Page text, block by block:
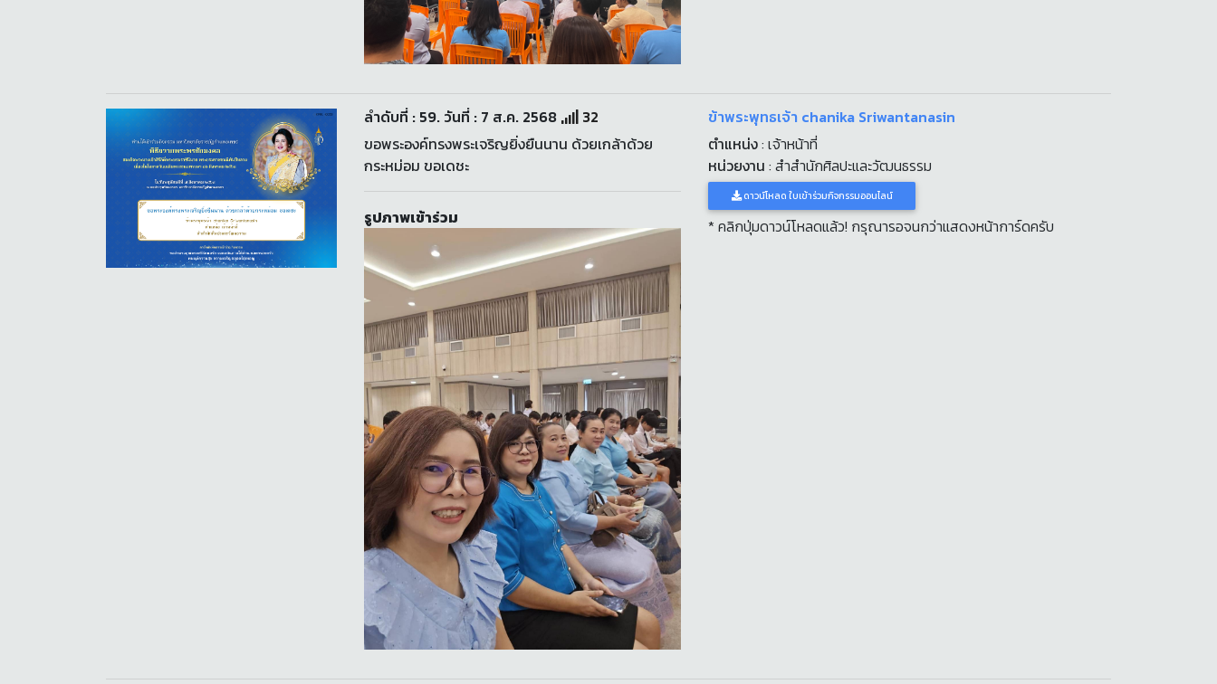
ลำดับที่ : 59. วันที่ : 7 ส.ค. 2568
32
ขอพระองค์ทรงพระเจริญยิ่งยืนนาน ด้วยเกล้าด้วย
กระหม่อม ขอเดชะ
รูปภาพเข้าร่วม
ข้าพระพุทธเจ้า chanika Sriwantanasin
ตำแหน่ง: เจ้าหน้าที่
หน่วยงาน : สำสำนักศิลปะและวัฒนธรรม
ดาวน์โหลด ใบเข้าร่วมกิจกรรมออนไลน์
* คลิกปุ่มดาวน์โหลดแล้ว! กรุณารอจนกว่าแสดงหน้าการ์ดครับ